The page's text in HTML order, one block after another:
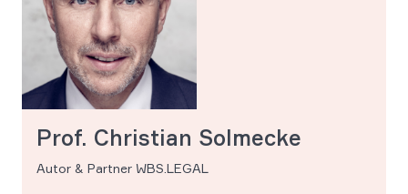
Prof. Christian Solmecke
Autor & Partner WBS.LEGAL